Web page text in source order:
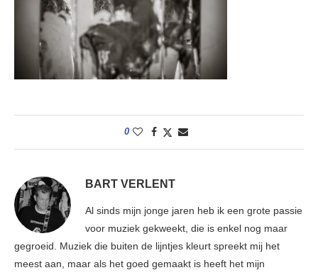
0
BART VERLENT
Al sinds mijn jonge jaren heb ik een grote passie
voor muziek gekweekt, die is enkel nog maar
gegroeid. Muziek die buiten de lijntjes kleurt spreekt mij het
meest aan, maar als het goed gemaakt is heeft het mijn